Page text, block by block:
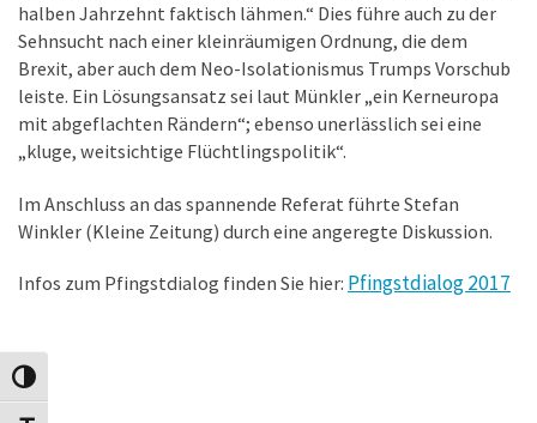
Toggle High Contrast
halben Jahrzehnt faktisch lähmen.“ Dies führe auch zu der
Sehnsucht nach einer kleinräumigen Ordnung, die dem
Brexit, aber auch dem Neo-Isolationismus Trumps Vorschub
leiste. Ein Lösungsansatz sei laut Münkler „ein Kerneuropa
mit abgeflachten Rändern“; ebenso unerlässlich sei eine
„kluge, weitsichtige Flüchtlingspolitik“.
Im Anschluss an das spannende Referat führte Stefan
Winkler (Kleine Zeitung) durch eine angeregte Diskussion.
Infos zum Pfingstdialog finden Sie hier: Pfingstdialog 2017